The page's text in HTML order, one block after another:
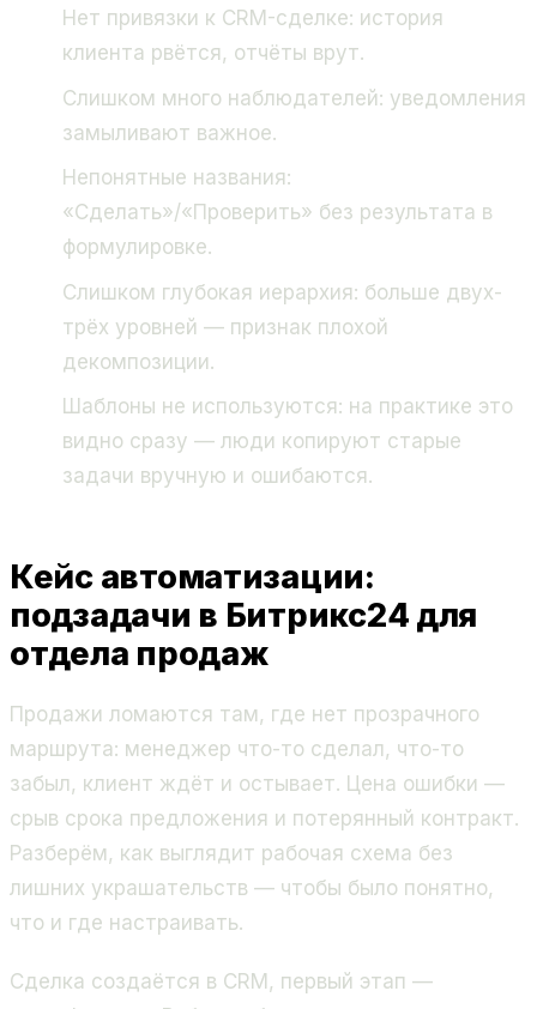
Нет привязки к CRM-сделке: история
клиента рвётся, отчёты врут.
Слишком много наблюдателей: уведомления
замыливают важное.
Непонятные названия:
«Сделать»/«Проверить» без результата в
формулировке.
Слишком глубокая иерархия: больше двух-
трёх уровней — признак плохой
декомпозиции.
Шаблоны не используются: на практике это
видно сразу — люди копируют старые
задачи вручную и ошибаются.
Кейс автоматизации:
подзадачи в Битрикс24 для
отдела продаж
Продажи ломаются там, где нет прозрачного
маршрута: менеджер что-то сделал, что-то
забыл, клиент ждёт и остывает. Цена ошибки —
срыв срока предложения и потерянный контракт.
Разберём, как выглядит рабочая схема без
лишних украшательств — чтобы было понятно,
что и где настраивать.
Сделка создаётся в CRM, первый этап —